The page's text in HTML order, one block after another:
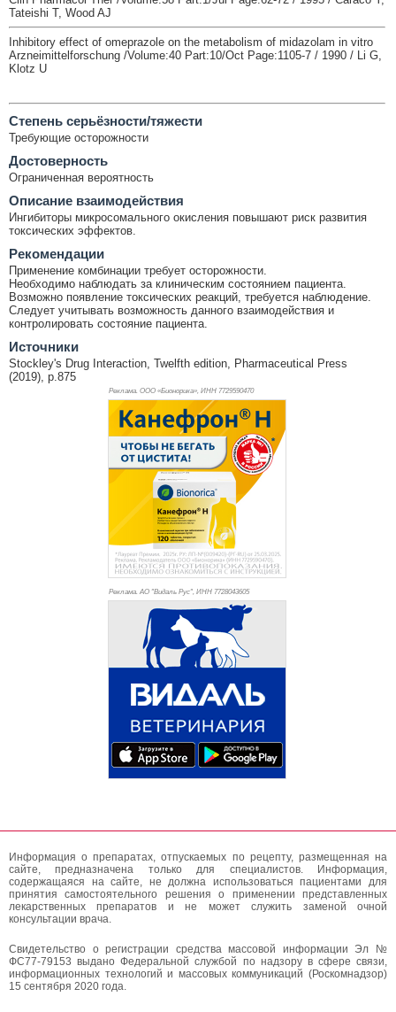
Tateishi T, Wood AJ
Inhibitory effect of omeprazole on the metabolism of midazolam in vitro
Arzneimittelforschung /Volume:40 Part:10/Oct Page:1105-7 / 1990 / Li G,
Klotz U
Cтепень серьёзности/тяжести
Требующие осторожности
Достоверность
Ограниченная вероятность
Описание взаимодействия
Ингибиторы микросомального окисления повышают риск развития
токсических эффектов.
Рекомендации
Применение комбинации требует осторожности.
Необходимо наблюдать за клиническим состоянием пациента.
Возможно появление токсических реакций, требуется наблюдение.
Следует учитывать возможность данного взаимодействия и
контролировать состояние пациента.
Источники
Stockley's Drug Interaction, Twelfth edition, Pharmaceutical Press
(2019), p.875
Реклама. ООО «Бионорика», ИНН 7729590470
Реклама. АО "Видаль Рус", ИНН 7728043605
Информация о препаратах, отпускаемых по рецепту, размещенная на
сайте, предназначена только для специалистов. Информация,
содержащаяся на сайте, не должна использоваться пациентами для
принятия самостоятельного решения о применении представленных
лекарственных препаратов и не может служить заменой очной
консультации врача.
Свидетельство о регистрации средства массовой информации Эл №
ФС77-79153 выдано Федеральной службой по надзору в сфере связи,
информационных технологий и массовых коммуникаций (Роскомнадзор)
15 сентября 2020 года.